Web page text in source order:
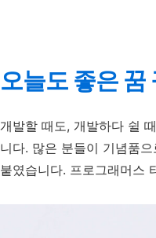
오늘도 좋은 꿈
개발할 때도, 개발하다 쉴
니다. 많은 분들이 기념품
붙였습니다. 프로그래머스